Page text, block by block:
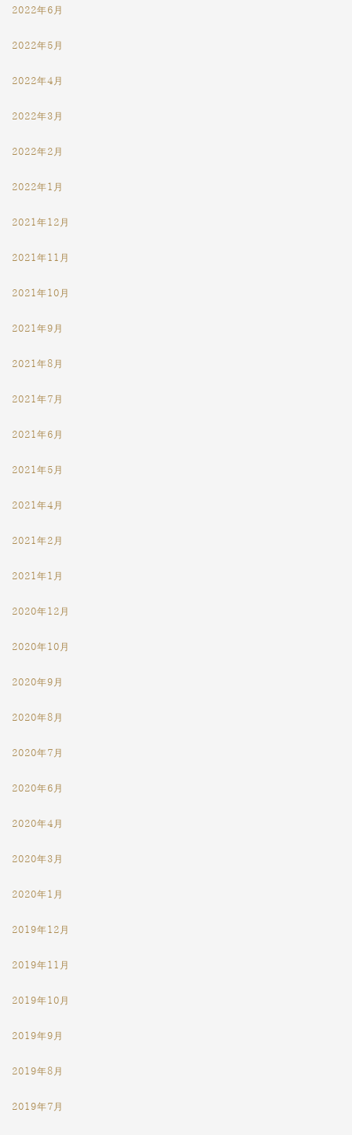
2022年6月
2022年5月
2022年4月
2022年3月
2022年2月
2022年1月
2021年12月
2021年11月
2021年10月
2021年9月
2021年8月
2021年7月
2021年6月
2021年5月
2021年4月
2021年2月
2021年1月
2020年12月
2020年10月
2020年9月
2020年8月
2020年7月
2020年6月
2020年4月
2020年3月
2020年1月
2019年12月
2019年11月
2019年10月
2019年9月
2019年8月
2019年7月